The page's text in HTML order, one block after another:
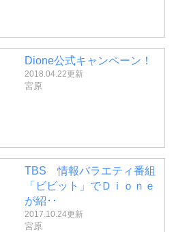
Dione公式キャンペーン！
2018.04.22更新
宮原
TBS 情報バラエティ番組
「ビビット」でＤｉｏｎｅ
が紹･･
2017.10.24更新
宮原